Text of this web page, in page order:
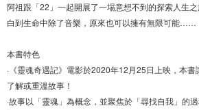
阿祖跟「22」一起開展了一場意想不到的探索人生
白到生命中除了音樂，原來也可以擁有無限可能……
本書特色
·《靈魂奇遇記》電影於2020年12月25日上映，本
了解或重溫故事！
·故事以「靈魂」為概念，並聚焦於「尋找自我」的